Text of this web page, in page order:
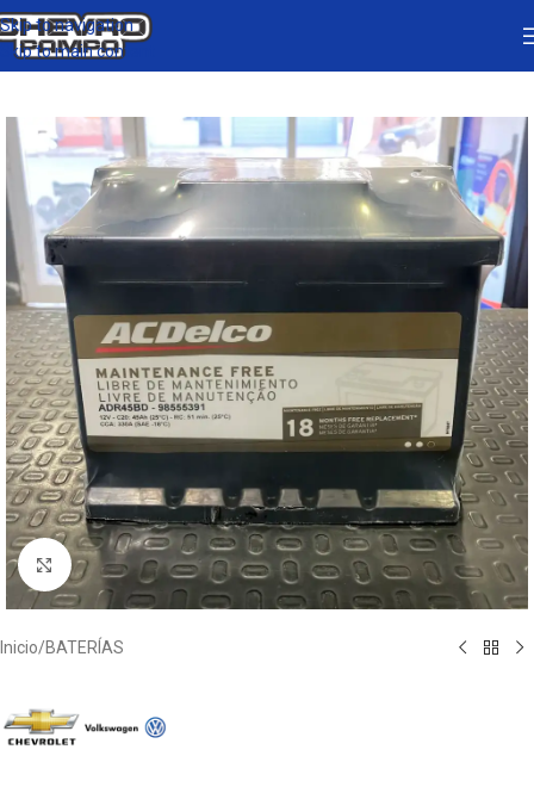
Skip to navigation
Skip to main content
Click to enlarge
Inicio/BATERÍAS